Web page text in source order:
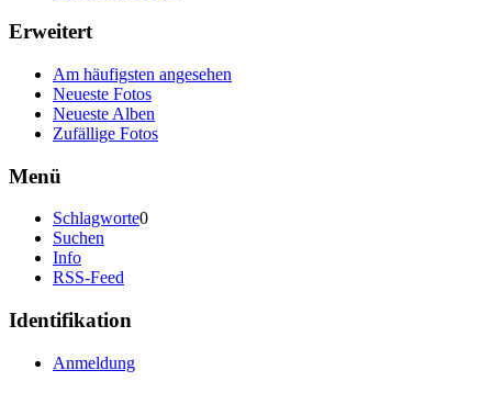
Erweitert
Am häufigsten angesehen
Neueste Fotos
Neueste Alben
Zufällige Fotos
Menü
Schlagworte0
Suchen
Info
RSS-Feed
Identifikation
Anmeldung